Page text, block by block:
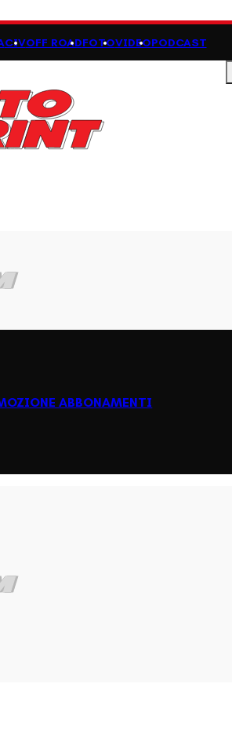
CIVOFF ROADFOTOVIDEOPODCAST
ABBONAMENTI